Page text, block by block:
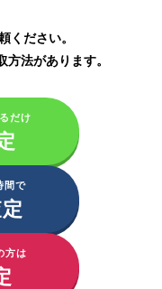
ください。
法があります。
だけ
間で
方は